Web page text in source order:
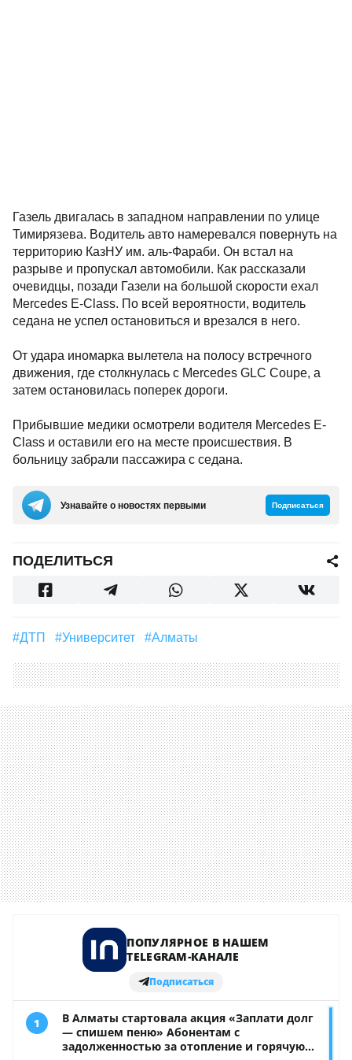
Газель двигалась в западном направлении по улице
Тимирязева. Водитель авто намеревался повернуть на
территорию КазНУ им. аль-Фараби. Он встал на
разрыве и пропускал автомобили. Как рассказали
очевидцы, позади Газели на большой скорости ехал
Mercedes E-Class. По всей вероятности, водитель
седана не успел остановиться и врезался в него.
От удара иномарка вылетела на полосу встречного
движения, где столкнулась с Mercedes GLC Coupe, а
затем остановилась поперек дороги.
Прибывшие медики осмотрели водителя Mercedes E-
Class и оставили его на месте происшествия. В
больницу забрали пассажира с седана.
Узнавайте о новостях первыми Подписаться
ПОДЕЛИТЬСЯ
#ДТП #Университет #Алматы